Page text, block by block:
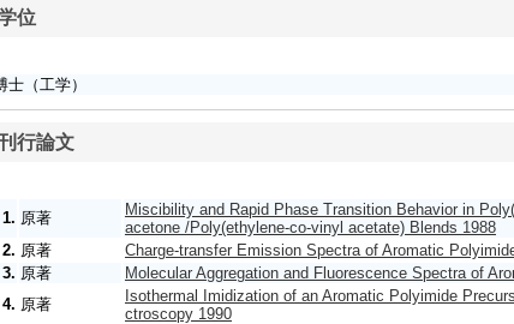
位
士（工学）
行論文
1. 原著
Miscibility and Rapid Phase Transition Behavior in
acetone /Poly(ethylene-co-vinyl acetate) Blends 1988
2. 原著
Charge-transfer Emission Spectra of Aromatic
3. 原著
Molecular Aggregation and Fluorescence Spectra of
4. 原著
Isothermal Imidization of an Aromatic Polyimide
ctroscopy 1990